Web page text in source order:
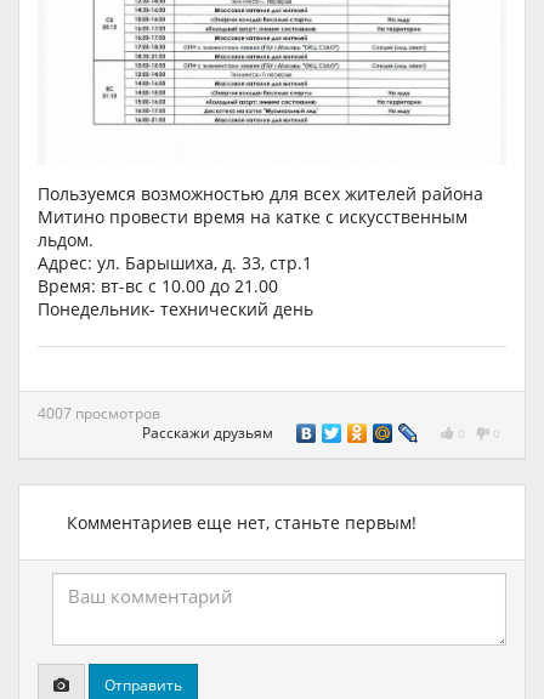
Пользуемся возможностью для всех жителей района
Митино провести время на катке с искусственным
льдом.
Адрес: ул. Барышиха, д. 33, стр.1
Время: вт-вс с 10.00 до 21.00
Понедельник- технический день
4007 просмотров
Расскажи друзьям
0 0
Комментариев еще нет, станьте первым!
Отправить